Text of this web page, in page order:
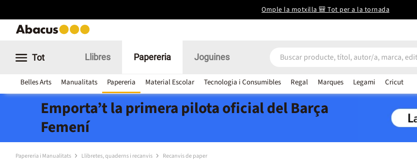
Omple la motxilla 🎒 Tot per a la tornada
Tot Llibres Papereria
Belles Arts Manualitats Papereria Material Escolar Tecnologia i Consumibles Regal Marques Legami Cricut
Joguines
Emporta’t la primera pilota oficial del Barça
Femení
Papereria i Manualitats Llibretes, quaderns i recanvis Recanvis de paper